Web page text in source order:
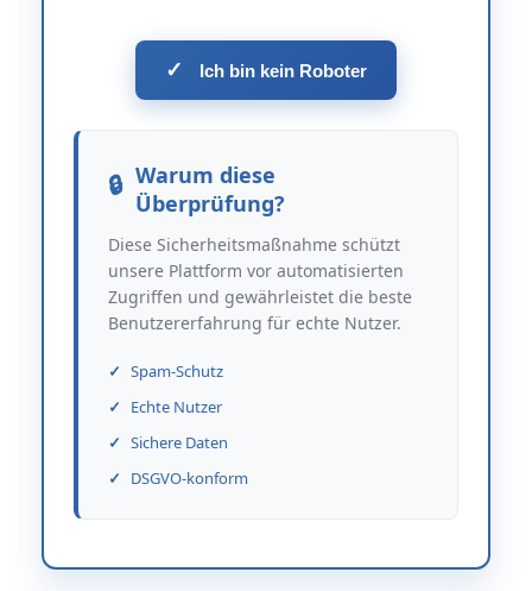
✓ Ich bin kein Roboter
Warum diese
Überprüfung?
Diese Sicherheitsmaßnahme schützt
unsere Plattform vor automatisierten
Zugriffen und gewährleistet die beste
Benutzererfahrung für echte Nutzer.
Spam-Schutz
Echte Nutzer
Sichere Daten
DSGVO-konform